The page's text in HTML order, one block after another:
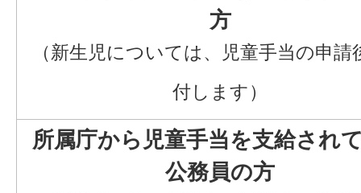
方
（新生児については、児童手当の申請
付します）
所属庁から児童手当を支給され
公務員の方